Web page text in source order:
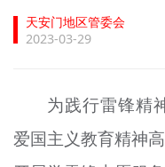
文明实践
未成年人思想道德
榜样人物
天安门地区管委会
2023-03-29
为践行雷锋精
爱国主义教育精神